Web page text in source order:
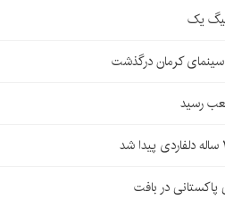
یک
کرمان درگذشت